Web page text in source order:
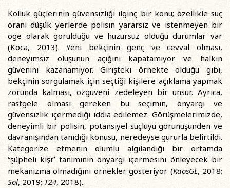
Kolluk güçlerinin güvensizliği ilginç bir konu; özellikle suç
oranı düşük yerlerde polisin yararsız ve istenmeyen bir
öge olarak görüldüğü ve huzursuz olduğu durumlar var
(Koca, 2013). Yeni bekçinin genç ve cevval olması,
deneyimsiz oluşunun açığını kapatamıyor ve halkın
güvenini kazanamıyor. Girişteki örnekte olduğu gibi,
bekçinin sorgulamak için seçtiği kişilere açıklama yapmak
zorunda kalması, özgüveni zedeleyen bir unsur. Ayrıca,
rastgele olması gereken bu seçimin, önyargı ve
güvensizlik içermediği iddia edilemez. Görüşmelerimizde,
deneyimli bir polisin, potansiyel suçluyu görünüşünden ve
davranışından tanıdığı konusu, neredeyse gururla belirtildi.
Kategorize etmenin olumlu algılandığı bir ortamda
“şüpheli kişi” tanımının önyargı içermesini önleyecek bir
mekanizma olmadığını örnekler gösteriyor (KaosGL, 2018;
Sol, 2019; T24, 2018).